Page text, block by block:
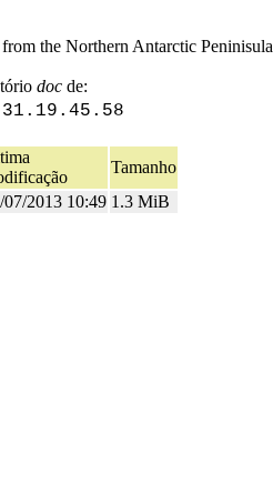
the Northern Antarctic Peninisula
docde:
Tamanho
07/2013 10:49 1.3 MiB